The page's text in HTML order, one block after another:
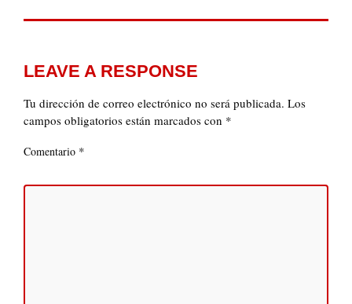
LEAVE A RESPONSE
Tu dirección de correo electrónico no será publicada. Los
campos obligatorios están marcados con *
Comentario *